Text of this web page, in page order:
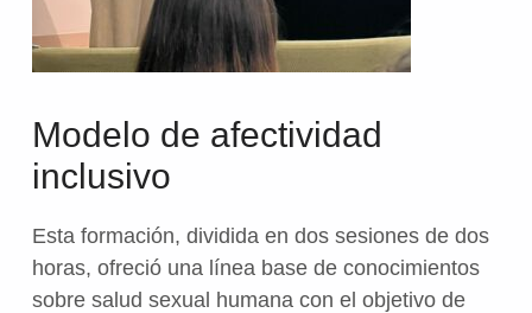
Modelo de afectividad
inclusivo
Esta formación, dividida en dos sesiones de dos
horas, ofreció una línea base de conocimientos
sobre salud sexual humana con el objetivo de